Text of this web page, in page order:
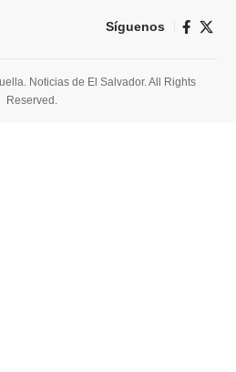
Síguenos
Noticias de El Salvador. All Rights
Reserved.